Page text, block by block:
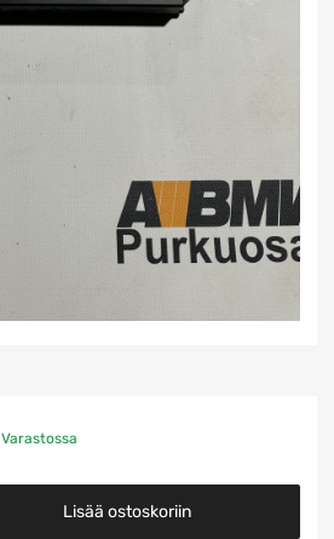
Varastossa
Lisää ostoskoriin